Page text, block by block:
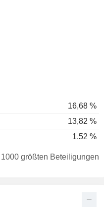
16,68 %
13,82 %
1,52 %
größten Beteiligungen